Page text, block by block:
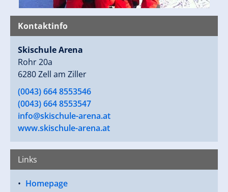
Kontaktinfo
Skischule Arena
Rohr 20a
6280 Zell am Ziller
(0043) 664 8553546
(0043) 664 8553547
info@skischule-arena.at
www.skischule-arena.at
Links
Homepage